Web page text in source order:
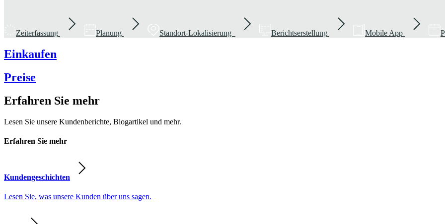
Zeiterfassung Planung Standort-Lokalisierung Berichtserstellung Mobile App
Einkaufen
Preise
Erfahren Sie mehr
Lesen Sie unsere Kundenberichte, Blogartikel und mehr.
Erfahren Sie mehr
Kundengeschichten
Lesen Sie, was unsere Kunden über uns sagen.